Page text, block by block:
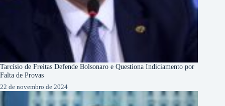
Tarcísio de Freitas Defende Bolsonaro e Questiona Indiciamento por
Falta de Provas
22 de novembro de 2024